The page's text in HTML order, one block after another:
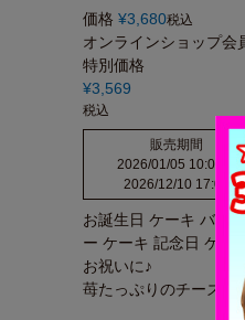
価格 ¥3,680税込
オンラインショップ会
特別価格
¥3,569
税込
販売期間
2026/01/05 10:00
2026/12/10 17:00
お誕生日 ケーキ バー
ー ケーキ 記念日 ケーキ
お祝いに♪
苺たっぷりのチーズケ